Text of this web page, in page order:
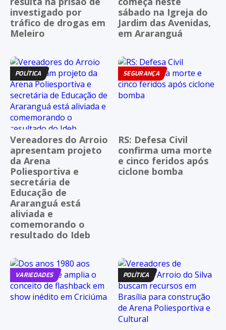
investigado por
tráfico de drogas em
Meleiro
sábado na Igreja do
Jardim das Avenidas,
em Araranguá
POLÍTICA
Vereadores do Arroio
apresentam projeto
da Arena
Poliesportiva e
secretária de
Educação de
Araranguá está
aliviada e
comemorando o
resultado do Ideb
SEGURANÇA
RS: Defesa Civil
confirma uma morte
e cinco feridos após
ciclone bomba
VARIEDADES POLÍTICA